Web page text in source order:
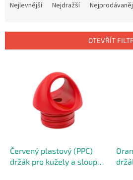
í
Nejlevnější Nejdražší
OTEVŘÍT
Červený plastový (PPC)
držák pro kužely a sloupky